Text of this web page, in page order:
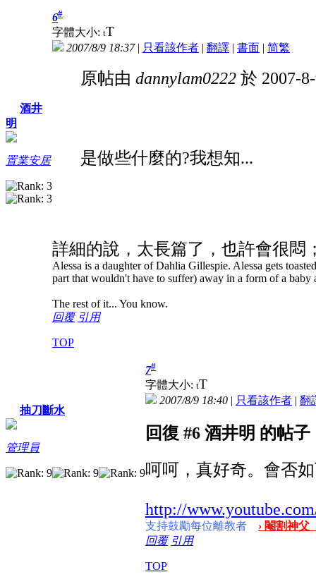
酒井
明
置業安居
6#
字體大小: tT
2007/8/9 18:37| 只看該作者 | 翻譯 | 書面 | 简繁
原帖由 dannylam0222 於 2007-
是做些什麼的?我想知...
詳細的說，太長篇了，也許會很悶
Alessa is a daughter of Dahlia Gillespie. Alessa gets
part that wouldn't have to suffer) away in a form of a
The rest of it... You know.
回覆 引用
TOP
抽刀斷水
管理員
7#
字體大小: tT
2007/8/9 18:40 | 只看該作者 | 翻
回復 #6 酒井明 的帖子
呵呵，真好奇。會否
http://
支持鼓勵每位離教者
› 閹割神
回覆 引用
TOP